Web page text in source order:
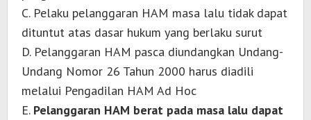
C. Pelaku pelanggaran HAM masa lalu tidak dapat
dituntut atas dasar hukum yang berlaku surut
D. Pelanggaran HAM pasca diundangkan Undang-
Undang Nomor 26 Tahun 2000 harus diadili
melalui Pengadilan HAM Ad Hoc
E. Pelanggaran HAM berat pada masa lalu dapat